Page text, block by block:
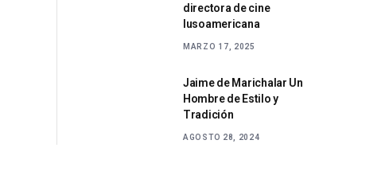
directora de cine
lusoamericana
MARZO 17, 2025
Jaime de Marichalar Un
Hombre de Estilo y
Tradición
AGOSTO 28, 2024